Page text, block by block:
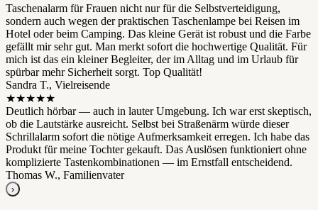
Taschenalarm für Frauen nicht nur für die Selbstverteidigung,
sondern auch wegen der praktischen Taschenlampe bei Reisen im
Hotel oder beim Camping. Das kleine Gerät ist robust und die Farbe
gefällt mir sehr gut. Man merkt sofort die hochwertige Qualität. Für
mich ist das ein kleiner Begleiter, der im Alltag und im Urlaub für
spürbar mehr Sicherheit sorgt. Top Qualität!
Sandra T., Vielreisende
★★★★★
Deutlich hörbar — auch in lauter Umgebung. Ich war erst skeptisch,
ob die Lautstärke ausreicht. Selbst bei Straßenärm würde dieser
Schrillalarm sofort die nötige Aufmerksamkeit erregen. Ich habe das
Produkt für meine Tochter gekauft. Das Auslösen funktioniert ohne
komplizierte Tastenkombinationen — im Ernstfall entscheidend.
Thomas W., Familienvater
›